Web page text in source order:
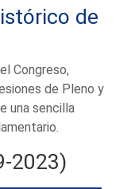
de
Congreso,
de Pleno y
una sencilla
2023)